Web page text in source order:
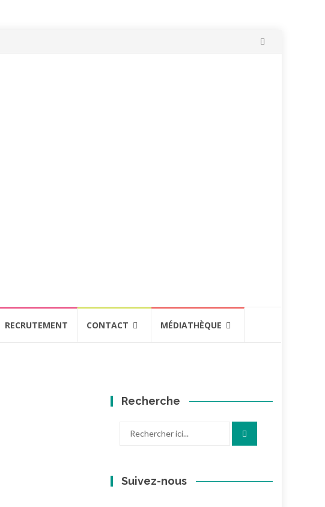
RECRUTEMENT CONTACT MÉDIATHÈQUE
Recherche
Suivez-nous